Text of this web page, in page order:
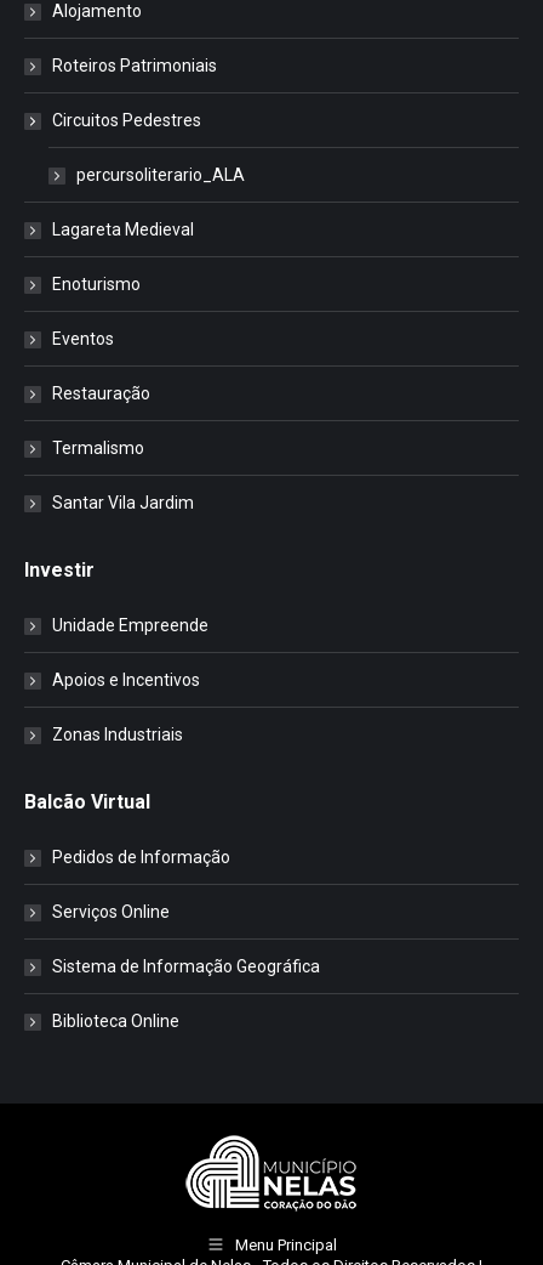
Alojamento
Roteiros Patrimoniais
Circuitos Pedestres
percursoliterario_ALA
Lagareta Medieval
Enoturismo
Eventos
Restauração
Termalismo
Santar Vila Jardim
Investir
Unidade Empreende
Apoios e Incentivos
Zonas Industriais
Balcão Virtual
Pedidos de Informação
Serviços Online
Sistema de Informação Geográfica
Biblioteca Online
Menu Principal